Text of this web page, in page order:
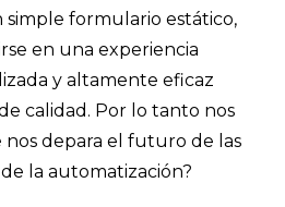
simple formulario estático,
en una experiencia
y altamente eficaz
calidad. Por lo tanto nos
depara el futuro de las
la automatización?